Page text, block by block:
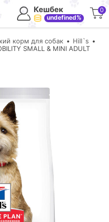
Кешбек
undefined%
0
корм для собак
Hill`s
SMALL & MINI ADULT